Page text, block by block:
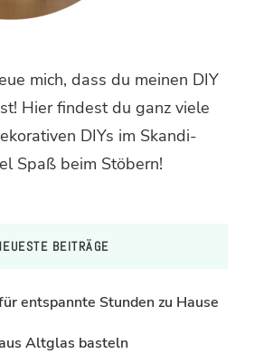
mich, dass du meinen DIY
Hier findest du ganz viele
DIYs im Skandi-
Spaß beim Stöbern!
BEITRÄGE
entspannte Stunden zu Hause
Altglas basteln